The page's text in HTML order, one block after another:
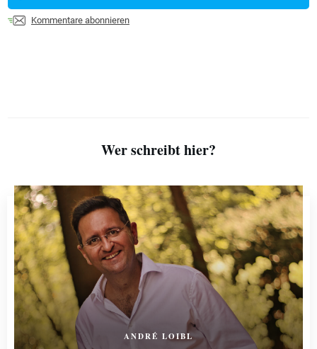
Kommentare abonnieren
Wer schreibt hier?
ANDRÉ LOIBL